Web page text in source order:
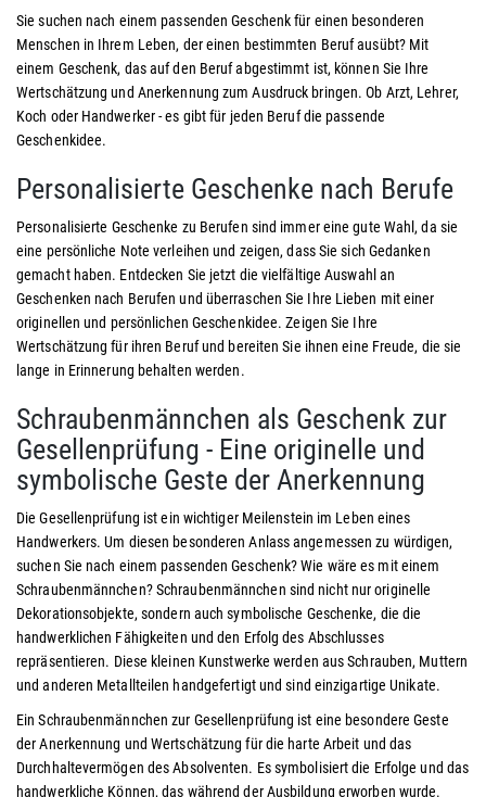
Sie suchen nach einem passenden Geschenk für einen besonderen
Menschen in Ihrem Leben, der einen bestimmten Beruf ausübt? Mit
einem Geschenk, das auf den Beruf abgestimmt ist, können Sie Ihre
Wertschätzung und Anerkennung zum Ausdruck bringen. Ob Arzt, Lehrer,
Koch oder Handwerker - es gibt für jeden Beruf die passende
Geschenkidee.
Personalisierte Geschenke nach Berufe
Personalisierte Geschenke zu Berufen sind immer eine gute Wahl, da sie
eine persönliche Note verleihen und zeigen, dass Sie sich Gedanken
gemacht haben. Entdecken Sie jetzt die vielfältige Auswahl an
Geschenken nach Berufen und überraschen Sie Ihre Lieben mit einer
originellen und persönlichen Geschenkidee. Zeigen Sie Ihre
Wertschätzung für ihren Beruf und bereiten Sie ihnen eine Freude, die sie
lange in Erinnerung behalten werden.
Schraubenmännchen als Geschenk zur
Gesellenprüfung - Eine originelle und
symbolische Geste der Anerkennung
Die Gesellenprüfung ist ein wichtiger Meilenstein im Leben eines
Handwerkers. Um diesen besonderen Anlass angemessen zu würdigen,
suchen Sie nach einem passenden Geschenk? Wie wäre es mit einem
Schraubenmännchen? Schraubenmännchen sind nicht nur originelle
Dekorationsobjekte, sondern auch symbolische Geschenke, die die
handwerklichen Fähigkeiten und den Erfolg des Abschlusses
repräsentieren. Diese kleinen Kunstwerke werden aus Schrauben, Muttern
und anderen Metallteilen handgefertigt und sind einzigartige Unikate.
Ein Schraubenmännchen zur Gesellenprüfung ist eine besondere Geste
der Anerkennung und Wertschätzung für die harte Arbeit und das
Durchhaltevermögen des Absolventen. Es symbolisiert die Erfolge und das
handwerkliche Können, das während der Ausbildung erworben wurde.